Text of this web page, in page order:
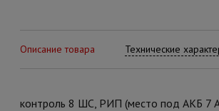
Описание товара Технические
контроль 8 ШС, РИП (место под АКБ 7